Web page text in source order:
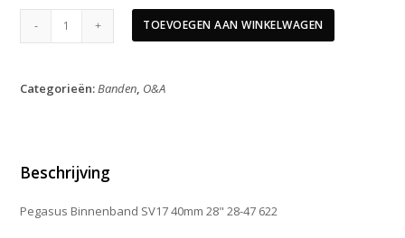
Pegasus
28"
aantal
TOEVOEGEN AAN WINKELWAGEN
Categorieën:Banden, O&A
Beschrijving
Pegasus Binnenband SV17 40mm 28" 28-47 622